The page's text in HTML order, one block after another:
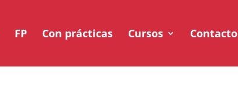
FP Con prácticas Cursos Contacto